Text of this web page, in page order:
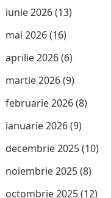
iunie 2026(13)
mai 2026(16)
aprilie 2026(6)
martie 2026(9)
februarie 2026(8)
ianuarie 2026(9)
decembrie 2025(10)
noiembrie 2025(8)
octombrie 2025(12)